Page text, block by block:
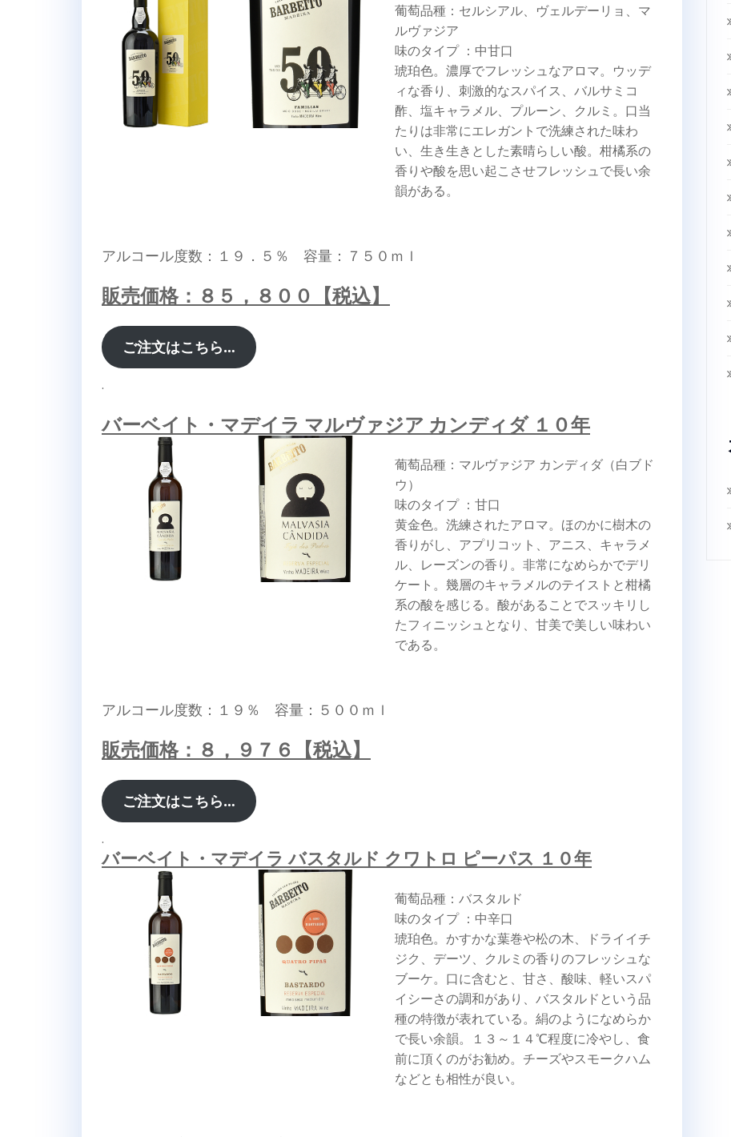
葡萄品種：セルシアル、ヴェルデーリョ、マ
ルヴァジア
味のタイプ ：中甘口
琥珀色。濃厚でフレッシュなアロマ。ウッデ
ィな香り、刺激的なスパイス、バルサミコ
酢、塩キャラメル、プルーン、クルミ。口当
たりは非常にエレガントで洗練された味わ
い、生き生きとした素晴らしい酸。柑橘系の
香りや酸を思い起こさせフレッシュで長い余
韻がある。
アルコール度数：１９．５％ 容量：７５０ｍｌ
販売価格：８５，８００【税込】
ご注文はこちら…
.
バーベイト・マデイラ マルヴァジア カンディダ １０年
葡萄品種：マルヴァジア カンディダ（白ブド
ウ）
味のタイプ ：甘口
黄金色。洗練されたアロマ。ほのかに樹木の
香りがし、アプリコット、アニス、キャラメ
ル、レーズンの香り。非常になめらかでデリ
ケート。幾層のキャラメルのテイストと柑橘
系の酸を感じる。酸があることでスッキリし
たフィニッシュとなり、甘美で美しい味わい
である。
アルコール度数：１９％ 容量：５００ｍｌ
販売価格：８，９７６【税込】
ご注文はこちら…
.
バーベイト・マデイラ バスタルド クワトロ ピーパス １０年
葡萄品種：バスタルド
味のタイプ ：中辛口
琥珀色。かすかな葉巻や松の木、ドライイチ
ジク、デーツ、クルミの香りのフレッシュな
ブーケ。口に含むと、甘さ、酸味、軽いスパ
イシーさの調和があり、バスタルドという品
種の特徴が表れている。絹のようになめらか
で長い余韻。１３～１４℃程度に冷やし、食
前に頂くのがお勧め。チーズやスモークハム
などとも相性が良い。